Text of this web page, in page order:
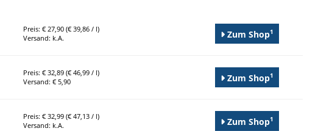
Preis: € 27,90 (€ 39,86 / l)
Versand: k.A.
Zum Shop1
Preis: € 32,89 (€ 46,99 / l)
Versand: € 5,90
Zum Shop1
Preis: € 32,99 (€ 47,13 / l)
Versand: k.A.
Zum Shop1